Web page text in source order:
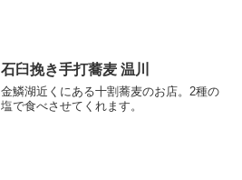
石臼挽き手打蕎麦 温川
金鱗湖近くにある十割蕎麦のお店。2種の
塩で食べさせてくれます。